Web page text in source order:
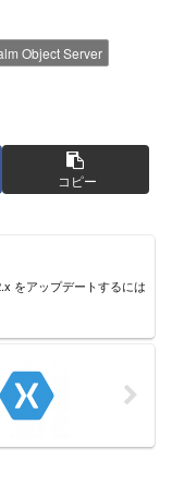
Object Server
コピー
をアップデートするには